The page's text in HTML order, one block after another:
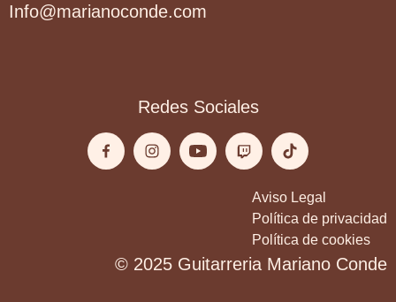
Info@marianoconde.com
Redes Sociales
© 2025 Guitarreria Mariano Conde
Aviso Legal
Política de privacidad
Política de cookies